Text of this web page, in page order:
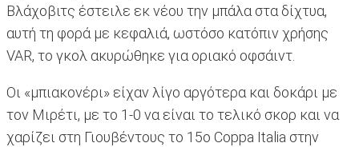
Βλάχοβιτς έστειλε εκ νέου την μπάλα στα δίχτυα,
αυτή τη φορά με κεφαλιά, ωστόσο κατόπιν χρήσης
VAR, το γκολ ακυρώθηκε για οριακό οφσάιντ.
Οι «μπιακονέρι» είχαν λίγο αργότερα και δοκάρι με
τον Μιρέτι, με το 1-0 να είναι το τελικό σκορ και να
χαρίζει στη Γιουβέντους το 15ο Coppa Italia στην